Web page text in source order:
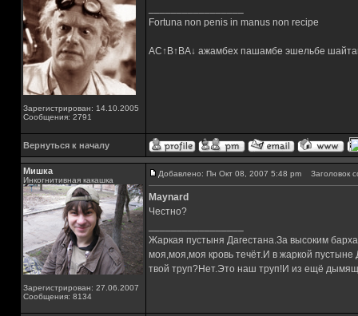
Зарегистрирован: 14.10.2005
Сообщения: 2791
Fortuna non penis in manus non recipe
AC↑B↑BA↓ ажамбех пашамбе эшельбе
Вернуться к началу
Мишка
Инкогнитивная какашка
Зарегистрирован: 27.06.2007
Сообщения: 8134
Добавлено: Пн Окт 08, 2007 5:48 pm Заголовок
Maynard
Честно?
Жаркая пустыня Дагестана.За высоким
моя,моя,моя кровь течёт.И в жаркой
твой труп?Нет.Это наш труп!И из ещё